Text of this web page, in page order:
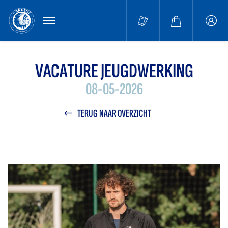
MENU
VACATURE JEUGDWERKING
08-05-2026
TERUG NAAR OVERZICHT